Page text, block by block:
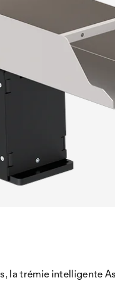
la trémie intelligente